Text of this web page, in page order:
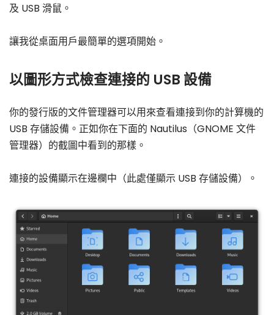
及 USB 滑鼠。
讓我從桌面用戶最簡單的選項開始。
以圖形方式檢查連接的 USB 設備
你的發行版的文件管理器可以用來查看連接到你的計算機的
USB 存儲設備。正如你在下面的 Nautilus（GNOME 文件
管理器）的截圖中看到的那樣。
連接的設備顯示在邊欄中（此處僅顯示 USB 存儲設備）。